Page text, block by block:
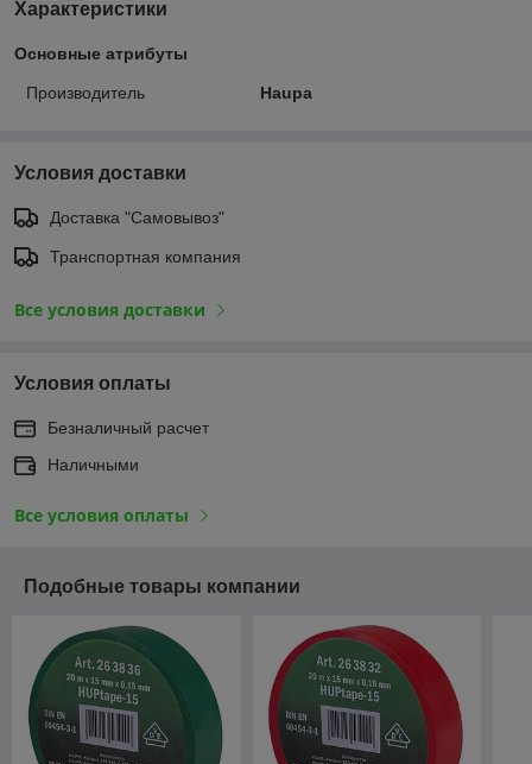
Характеристики
Основные атрибуты
Производитель Haupa
Условия доставки
Доставка "Самовывоз"
Транспортная компания
Все условия доставки
Условия оплаты
Безналичный расчет
Наличными
Все условия оплаты
Подобные товары компании